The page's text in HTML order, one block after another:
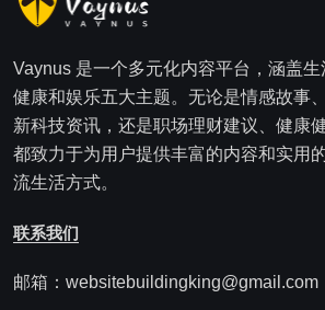
Vaynus 是一个多元化内容平台，涵盖生
健康和娱乐五大主题。无论是情感故事
新科技资讯，还是职场理财建议、健康
都致力于为用户提供丰富的内容和实用
流生活方式。
联系我们
邮箱：websitebuildingking@gmail.com